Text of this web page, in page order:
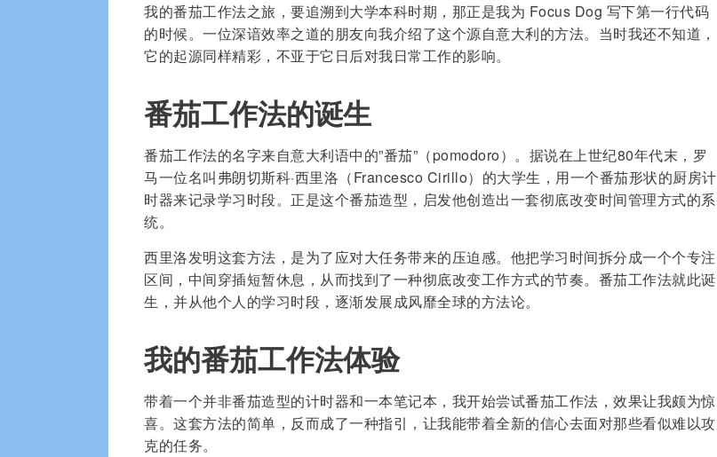
我的番茄工作法之旅，要追溯到大学本科时期，那正是我为 Focus Dog 写下第一行代码
的时候。一位深谙效率之道的朋友向我介绍了这个源自意大利的方法。当时我还不知道，
它的起源同样精彩，不亚于它日后对我日常工作的影响。
番茄工作法的诞生
番茄工作法的名字来自意大利语中的”番茄”（pomodoro）。据说在上世纪80年代末，罗
马一位名叫弗朗切斯科·西里洛（Francesco Cirillo）的大学生，用一个番茄形状的厨房计
时器来记录学习时段。正是这个番茄造型，启发他创造出一套彻底改变时间管理方式的系
统。
西里洛发明这套方法，是为了应对大任务带来的压迫感。他把学习时间拆分成一个个专注
区间，中间穿插短暂休息，从而找到了一种彻底改变工作方式的节奏。番茄工作法就此诞
生，并从他个人的学习时段，逐渐发展成风靡全球的方法论。
我的番茄工作法体验
带着一个并非番茄造型的计时器和一本笔记本，我开始尝试番茄工作法，效果让我颇为惊
喜。这套方法的简单，反而成了一种指引，让我能带着全新的信心去面对那些看似难以攻
克的任务。